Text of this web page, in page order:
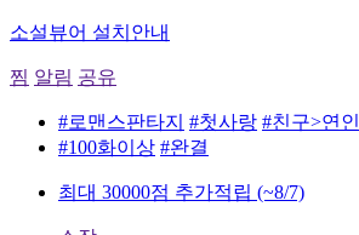
소설뷰어 설치안내
찜 알림 공유
#로맨스판타지 #첫사랑 #친구>연인
#100화이상 #완결
최대 30000점 추가적립 (~8/7)